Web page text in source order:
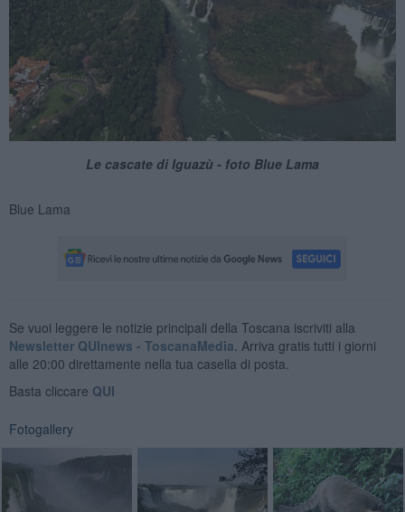
Le cascate di Iguazù - foto Blue Lama
Blue Lama
Se vuoi leggere le notizie principali della Toscana iscriviti alla
Newsletter QUInews - ToscanaMedia. Arriva gratis tutti i giorni
alle 20:00 direttamente nella tua casella di posta.
Basta cliccare QUI
Fotogallery